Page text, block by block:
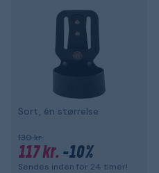
Sort, én størrelse
130 kr.
117 kr. -10%
Sendes inden for 24 timer!